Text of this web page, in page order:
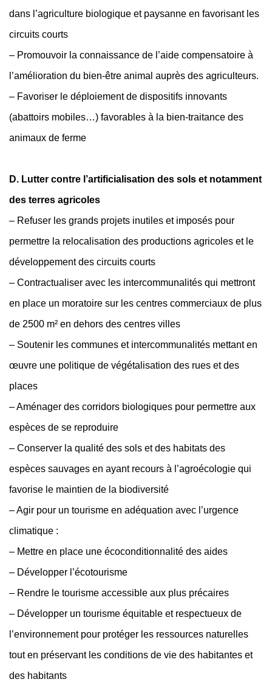
dans l’agriculture biologique et paysanne en favorisant les
circuits courts
– Promouvoir la connaissance de l’aide compensatoire à
l’amélioration du bien-être animal auprès des agriculteurs.
– Favoriser le déploiement de dispositifs innovants
(abattoirs mobiles…) favorables à la bien-traitance des
animaux de ferme
D. Lutter contre l’artificialisation des sols et notamment
des terres agricoles
– Refuser les grands projets inutiles et imposés pour
permettre la relocalisation des productions agricoles et le
développement des circuits courts
– Contractualiser avec les intercommunalités qui mettront
en place un moratoire sur les centres commerciaux de plus
de 2500 m² en dehors des centres villes
– Soutenir les communes et intercommunalités mettant en
œuvre une politique de végétalisation des rues et des
places
– Aménager des corridors biologiques pour permettre aux
espèces de se reproduire
– Conserver la qualité des sols et des habitats des
espèces sauvages en ayant recours à l’agroécologie qui
favorise le maintien de la biodiversité
– Agir pour un tourisme en adéquation avec l’urgence
climatique :
– Mettre en place une écoconditionnalité des aides
– Développer l’écotourisme
– Rendre le tourisme accessible aux plus précaires
– Développer un tourisme équitable et respectueux de
l’environnement pour protéger les ressources naturelles
tout en préservant les conditions de vie des habitantes et
des habitants